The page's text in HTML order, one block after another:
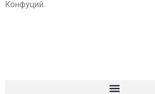
Конфуций.